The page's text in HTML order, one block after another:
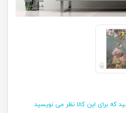
که برای این کالا نظر می نویسید